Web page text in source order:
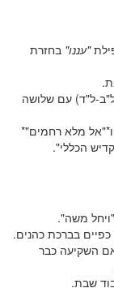
"עננו" בחזרת
ל"ד) עם שלושה
ו*"אל מלא רחמים"*
הכללי".
משה".
בברכת כהנים.
השקיעה כבר
שבת.